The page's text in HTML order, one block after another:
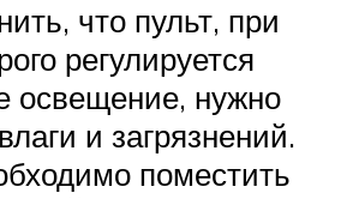
что пульт, при
регулируется
освещение, нужно
и загрязнений.
поместить